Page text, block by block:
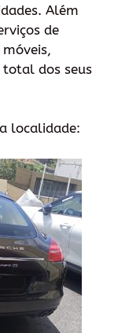
Além
de
dos seus
localidade: